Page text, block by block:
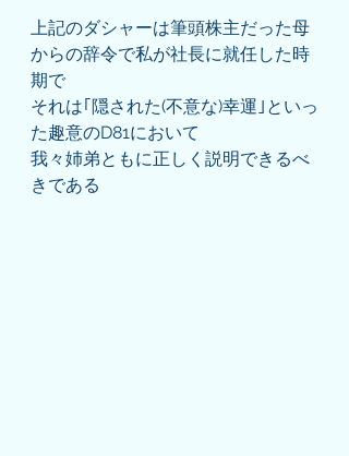
上記のダシャーは筆頭株主だった母
からの辞令で私が社長に就任した時
期で
それは｢隠された(不意な)幸運｣といっ
た趣意のD81において
我々姉弟ともに正しく説明できるべ
きである